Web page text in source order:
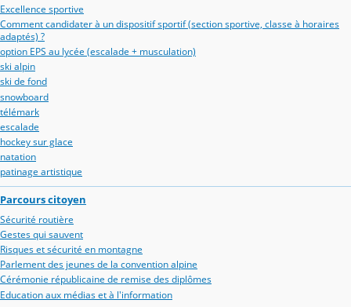
Excellence sportive
Comment candidater à un dispositif sportif (section sportive, classe à horaires
adaptés) ?
option EPS au lycée (escalade + musculation)
ski alpin
ski de fond
snowboard
télémark
escalade
hockey sur glace
natation
patinage artistique
Parcours citoyen
Sécurité routière
Gestes qui sauvent
Risques et sécurité en montagne
Parlement des jeunes de la convention alpine
Cérémonie républicaine de remise des diplômes
Education aux médias et à l'information